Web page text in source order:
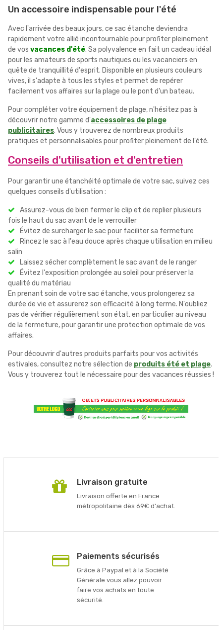
Un accessoire indispensable pour l'été
Avec l'arrivée des beaux jours, ce sac étanche deviendra
rapidement votre allié incontournable pour profiter pleinement
de vos vacances d'été. Sa polyvalence en fait un cadeau idéal
pour les amateurs de sports nautiques ou les vacanciers en
quête de tranquillité d'esprit. Disponible en plusieurs couleurs
vives, il s'adapte à tous les styles et permet de repérer
facilement vos affaires sur la plage ou le pont d'un bateau.
Pour compléter votre équipement de plage, n'hésitez pas à
découvrir notre gamme d'accessoires de plage
publicitaires. Vous y trouverez de nombreux produits
pratiques et personnalisables pour profiter pleinement de l'été.
Conseils d'utilisation et d'entretien
Pour garantir une étanchéité optimale de votre sac, suivez ces
quelques conseils d'utilisation :
Assurez-vous de bien fermer le clip et de replier plusieurs
fois le haut du sac avant de le verrouiller
Évitez de surcharger le sac pour faciliter sa fermeture
Rincez le sac à l'eau douce après chaque utilisation en milieu
salin
Laissez sécher complètement le sac avant de le ranger
Évitez l'exposition prolongée au soleil pour préserver la
qualité du matériau
En prenant soin de votre sac étanche, vous prolongerez sa
durée de vie et assurerez son efficacité à long terme. N'oubliez
pas de vérifier régulièrement son état, en particulier au niveau
de la fermeture, pour garantir une protection optimale de vos
affaires.
Pour découvrir d'autres produits parfaits pour vos activités
estivales, consultez notre sélection de produits été et plage.
Vous y trouverez tout le nécessaire pour des vacances réussies !
Livraison gratuite
Livraison offerte en France
métropolitaine dès 69€ d'achat.
Paiements sécurisés
Grâce à Paypal et à la Société
Générale vous allez pouvoir
faire vos achats en toute
sécurité.